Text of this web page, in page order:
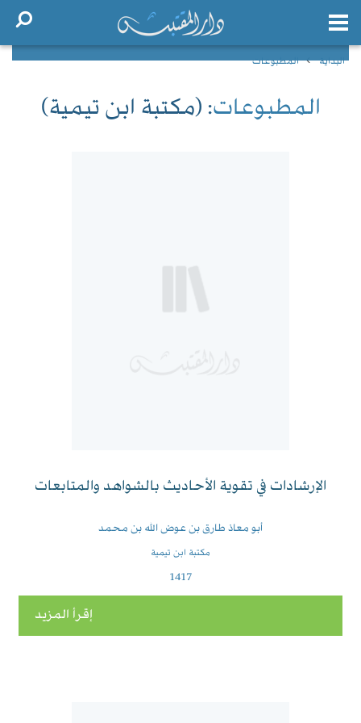
البداية المطبوعات
المطبوعات: (مكتبة ابن تيمية)
الإرشادات في تقوية الأحاديث بالشواهد والمتابعات
أبو معاذ طارق بن عوض الله بن محمد
مكتبة ابن تيمية
1417
إقرأ المزيد